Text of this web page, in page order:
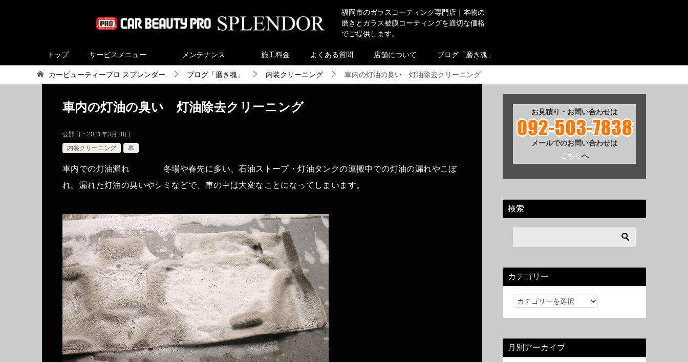
福岡市のガラスコーティング専門店｜本物の
磨きとガラス被膜コーティングを適切な価格
でご提供します。
トップ サービスメニュー メンテナンス 施工料金 よくある質問 店舗について ブログ「磨き魂」
カービューティープロ スプレンダー ブログ「磨き魂」 内装クリーニング 車内の灯油の臭い 灯油除去クリーニング
車内の灯油の臭い 灯油除去クリーニング
公開日： 2011年3月18日
内装クリーニング
車
車内での灯油漏れ 冬場や春先に多い、石油ストーブ・灯油タンクの運搬中での灯油の漏れやこぼ
れ。漏れた灯油の臭いやシミなどで、車の中は大変なことになってしまいます。
お見積り・お問い合わせは
メールでのお問い合わせは
こちらへ
検索
カテゴリー
カ
リ
ー
月別アーカイブ